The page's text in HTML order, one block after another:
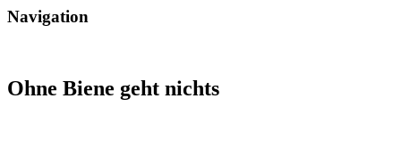
Navigation
Ohne Biene geht nichts